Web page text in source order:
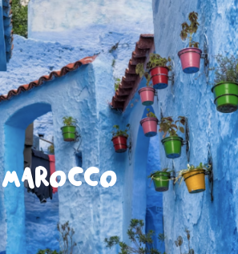
Marocco